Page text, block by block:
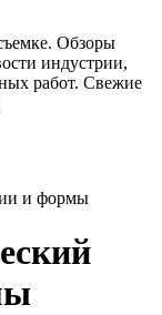
Обзоры
индустрии,
работ. Свежие
и формы